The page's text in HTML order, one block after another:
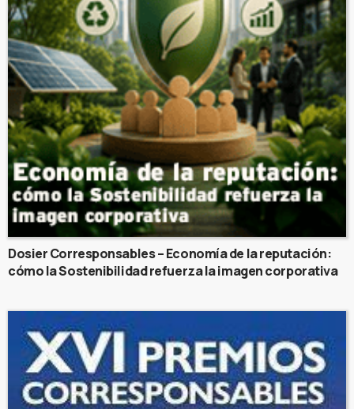
Dosier Corresponsables – Economía de la reputación:
cómo la Sostenibilidad refuerza la imagen corporativa